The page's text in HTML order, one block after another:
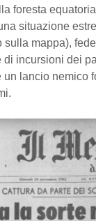
foresta
situazione
sulla mappa),
di incursioni dei
un lancio nemico